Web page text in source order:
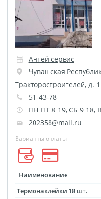
Плакат мечты
Фотогравировка
Табличка Instagram
Валентинки
Коробки для кружек
Коробки для тарелок
Коробки для футболок
Коробки для пазлов
Сумки подарочные
Фото на дереве
Светильник с фото
Косметичка
Детские футболки
Антей сервис
Чувашская
Тракторостроителей, д.
51-43-78
ПН-ПТ 8-19, СБ 9-18,
202358@mail.ru
Варианты оплаты
Наименование
Термонаклейки 18 шт.